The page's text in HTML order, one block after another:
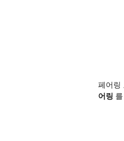
페어링
어링